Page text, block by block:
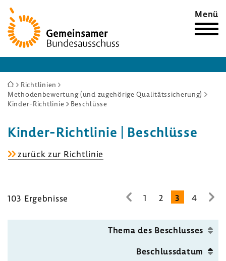
Zur
Startseite
Menü
Sie
sind
Richtlinien
Methodenbewertung (und zugehörige Qualitätssicherung)
Kinder-Richtlinie
Beschlüsse
Kinder-​Richtlinie | Beschlüsse
zurück zur Richt­linie
103 Ergeb­nisse
zur
rigen
Seite
1 2 3 4
zur
Thema des Beschlusses
Beschluss­datum